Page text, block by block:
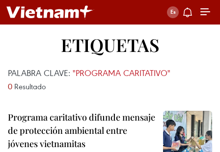
ETIQUETAS
PALABRA CLAVE: "PROGRAMA CARITATIVO"
0 Resultado
Programa caritativo difunde mensaje
de protección ambiental entre
jóvenes vietnamitas